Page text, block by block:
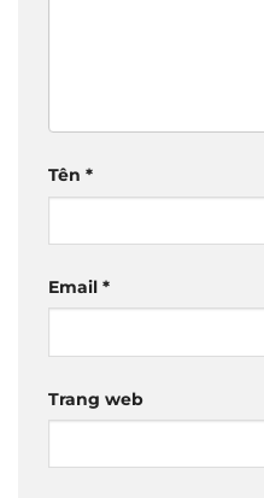
Tên *
Email *
Trang web